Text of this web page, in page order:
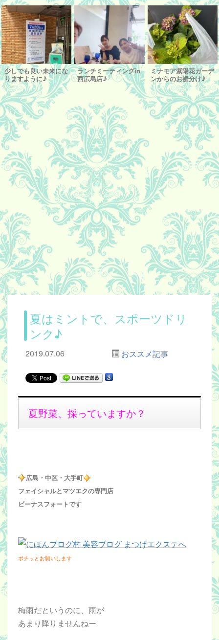
少しでも良い未来にな
りますように♪
ランチミーティングin
西広島店♪
ミナモア紫陽花ガーデ
ンからのお裾分け♪
夏はミントで、スポーツドリ
ンク♪
2019.07.06 おススメ記事
夏野菜、採っていますか？
広島・中区・大手町
フェイシャルとマツエクの専門店
ビーナスフォートです
ポチッとお願いします
梅雨だというのに、雨が
あまり降りませんねー